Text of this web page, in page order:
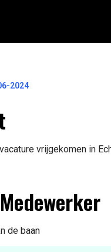
2024
vrijgekomen in
de baan